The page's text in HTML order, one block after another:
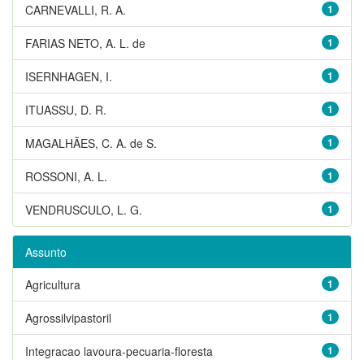
1
CARNEVALLI, R. A.
1
FARIAS NETO, A. L. de
1
ISERNHAGEN, I.
1
ITUASSU, D. R.
1
MAGALHÃES, C. A. de S.
1
ROSSONI, A. L.
1
VENDRUSCULO, L. G.
Assunto
1
Agricultura
1
Agrossilvipastoril
1
Integracao lavoura-pecuaria-floresta